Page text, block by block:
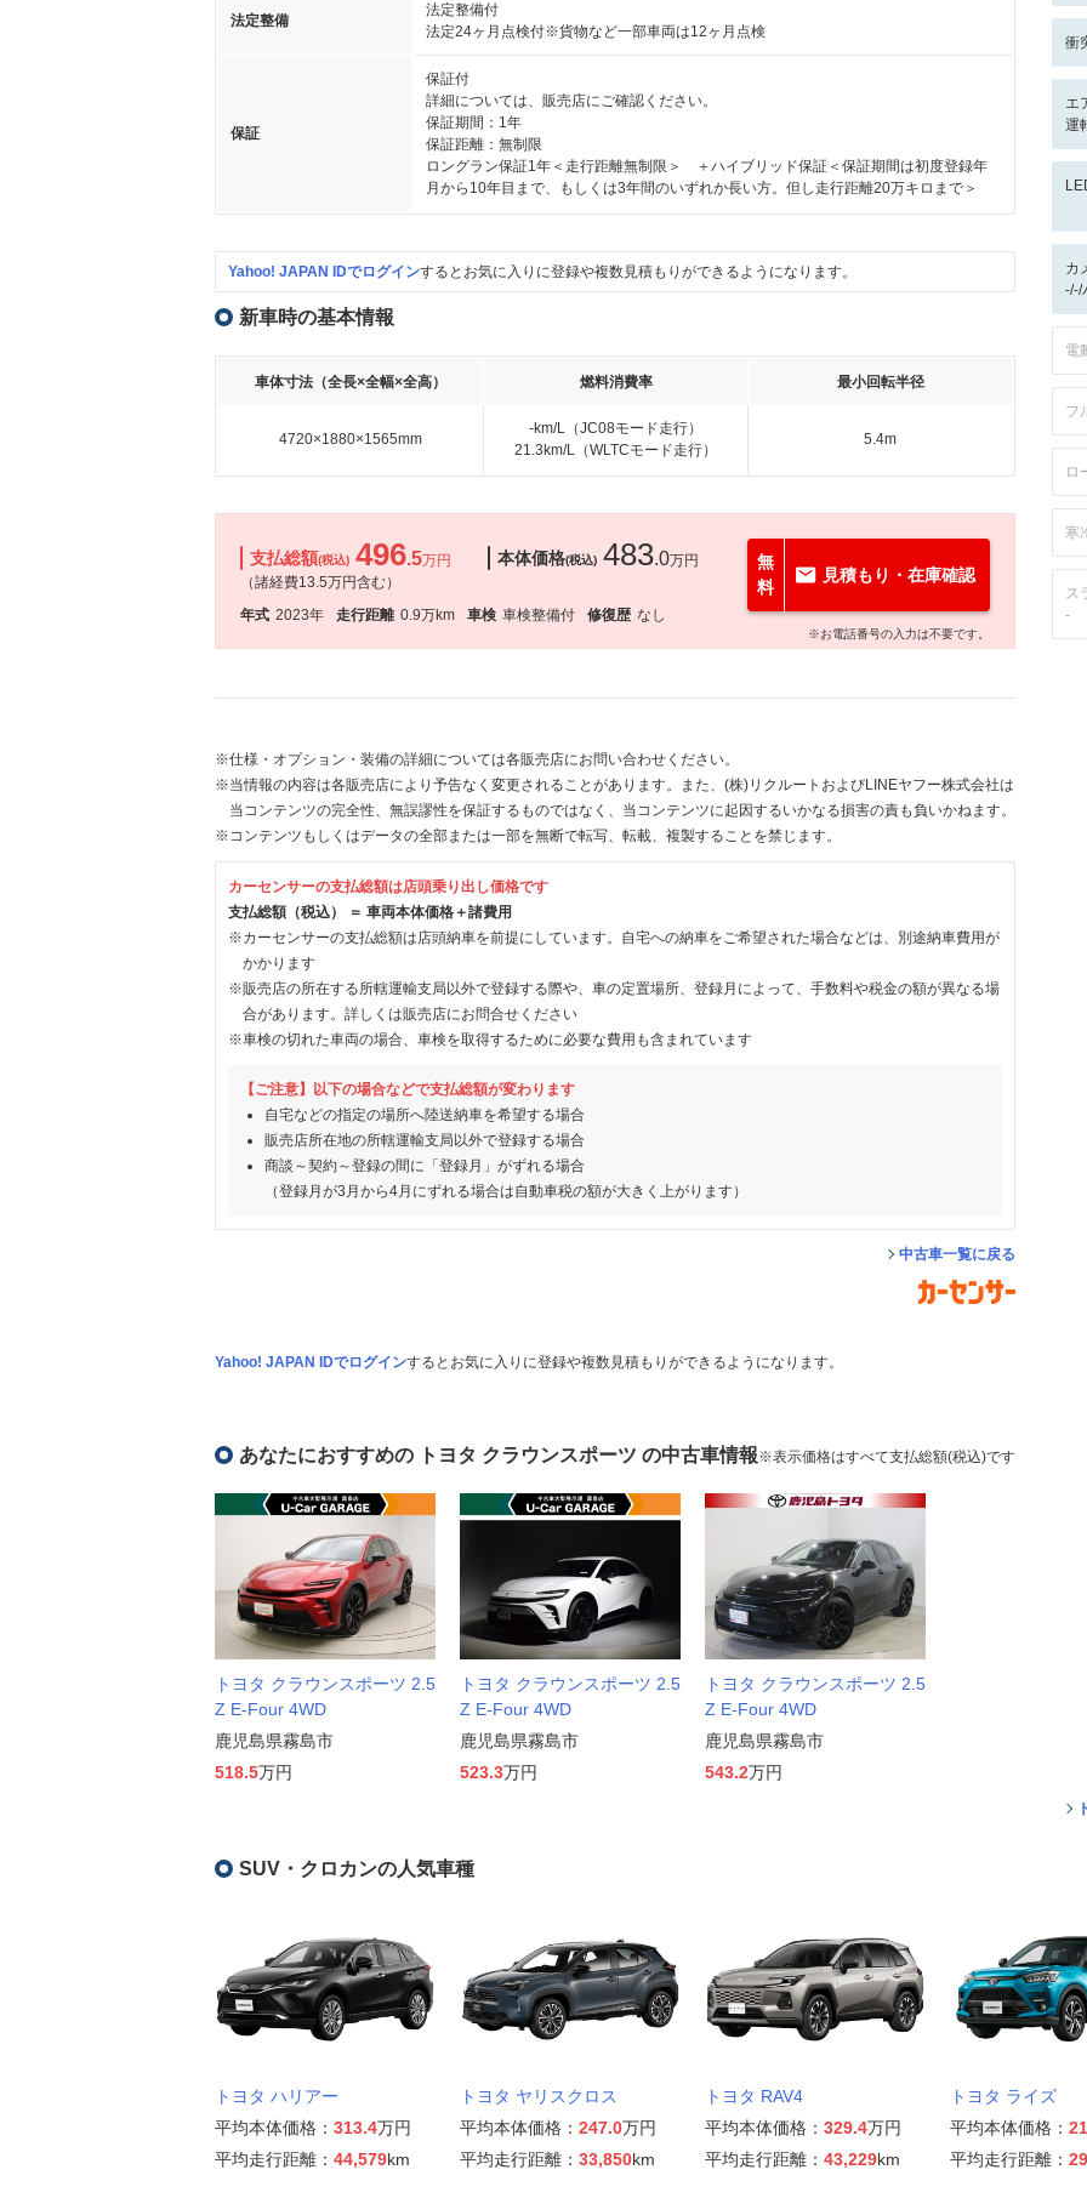
法定整備
法定整備付
法定24ヶ月点検付※貨物など一部車両は12ヶ月点検
保証
保証付
詳細については、販売店にご確認ください。
保証期間：1年
保証距離：無制限
ロングラン保証1年＜走行距離無制限＞ ＋ハイブリッド保証＜保証期間は初度登録年
月から10年目まで、もしくは3年間のいずれか長い方。但し走行距離20万キロまで＞
Yahoo! JAPAN IDでログインするとお気に入りに登録や複数見積もりができるようになります。
新車時の基本情報
車体寸法（全長×全幅×全高） 燃料消費率 最小回転半径
4720×1880×1565mm
-km/L（JC08モード走行）
21.3km/L（WLTCモード走行）
5.4m
支払総額(税込) 496.5万円
（諸経費13.5万円含む）
本体価格(税込) 483.0万円
年式 2023年 走行距離 0.9万km 車検 車検整備付 修復歴 なし
無
料
見積もり・在庫確認
※お電話番号の入力は不要です。
※仕様・オプション・装備の詳細については各販売店にお問い合わせください。
※当情報の内容は各販売店により予告なく変更されることがあります。また、(株)リクルートおよびLINEヤフー株式会社は
当コンテンツの完全性、無誤謬性を保証するものではなく、当コンテンツに起因するいかなる損害の責も負いかねます。
※コンテンツもしくはデータの全部または一部を無断で転写、転載、複製することを禁じます。
カーセンサーの支払総額は店頭乗り出し価格です
支払総額（税込） ＝ 車両本体価格＋諸費用
※カーセンサーの支払総額は店頭納車を前提にしています。自宅への納車をご希望された場合などは、別途納車費用が
かかります
※販売店の所在する所轄運輸支局以外で登録する際や、車の定置場所、登録月によって、手数料や税金の額が異なる場
合があります。詳しくは販売店にお問合せください
※車検の切れた車両の場合、車検を取得するために必要な費用も含まれています
【ご注意】以下の場合などで支払総額が変わります
自宅などの指定の場所へ陸送納車を希望する場合
販売店所在地の所轄運輸支局以外で登録する場合
商談～契約～登録の間に「登録月」がずれる場合
（登録月が3月から4月にずれる場合は自動車税の額が大きく上がります）
中古車一覧に戻る
Yahoo! JAPAN IDでログインするとお気に入りに登録や複数見積もりができるようになります。
衝
エ
運
カ
-/-/
電
フ
ロ
寒
ス
-
あなたにおすすめの トヨタ クラウンスポーツ の中古車情報※表示価格はすべて支払総額(税込)です
トヨタ クラウンスポーツ 2.5
Z E-Four 4WD
鹿児島県霧島市
518.5万円
トヨタ クラウンスポーツ 2.5
Z E-Four 4WD
鹿児島県霧島市
523.3万円
トヨタ クラウンスポーツ 2.5
Z E-Four 4WD
鹿児島県霧島市
543.2万円
SUV・クロカンの人気車種
トヨタ ハリアー
平均本体価格： 313.4万円
平均走行距離： 44,579km
トヨタ ヤリスクロス
平均本体価格： 247.0万円
平均走行距離： 33,850km
トヨタ RAV4
平均本体価格： 329.4万円
平均走行距離： 43,229km
トヨタ ライズ
平均本体価格：
平均走行距離：